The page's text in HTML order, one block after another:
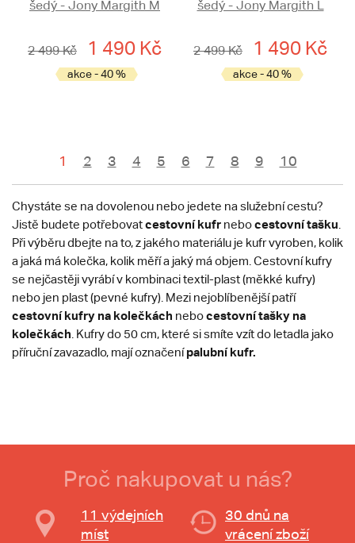
šedý - Jony Margith M
2 499 Kč 1 490 Kč
akce - 40 %
šedý - Jony Margith L
2 499 Kč 1 490 Kč
akce - 40 %
1 2 3 4 5 6 7 8 9 10
Chystáte se na dovolenou nebo jedete na služební cestu?
Jistě budete potřebovatcestovní kufr nebocestovní tašku
Při výběru dbejte na to, z jakého materiálu je kufr vyroben, kolik
a jaká má kolečka, kolik měří a jaký má objem. Cestovní kufry
se nejčastěji vyrábí v kombinaci textil-plast (měkké kufry)
nebo jen plast (pevné kufry). Mezi nejoblíbenější patří
cestovní kufry na kolečkách nebocestovní tašky na
kolečkách . Kufry do 50 cm, které si smíte vzít do letadla jako
příruční zavazadlo, mají označenípalubní kufr.
Proč nakupovat u nás?
11 výdejních
míst
30 dnů na
vrácení zboží